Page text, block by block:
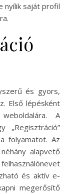
nyílik saját profil
és gyors,
Első lépésként
A
„Regisztráció”
folyamatot. Az
alapvető
és aktív e-
megerősítő